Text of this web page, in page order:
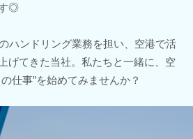
◎
ハンドリング業務を担い、空港で活
げてきた当社。私たちと一緒に、空
仕事”を始めてみませんか？